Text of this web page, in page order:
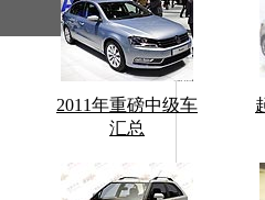
2011年重磅中级车
汇总